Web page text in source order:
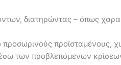
διατηρώντας – όπως
προϊσταμένους,
των προβλεπόμενων